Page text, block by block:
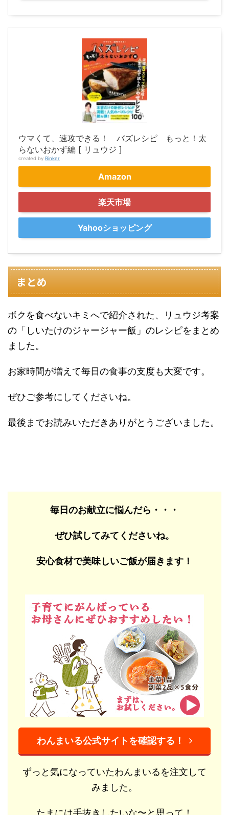
ウマくて、速攻できる！ バズレシピ もっと！太
らないおかず編 [ リュウジ ]
created by Rinker
Amazon
楽天市場
Yahooショッピング
まとめ
ボクを食べないキミへで紹介された、リュウジ考案
の「しいたけのジャージャー飯」のレシピをまとめ
ました。
お家時間が増えて毎日の食事の支度も大変です。
ぜひご参考にしてくださいね。
最後までお読みいただきありがとうございました。
毎日のお献立に悩んだら・・・
ぜひ試してみてくださいね。
安心食材で美味しいご飯が届きます！
わんまいる公式サイトを確認する！
ずっと気になっていたわんまいるを注文して
みました。
たまには手抜きしたいな〜と思って！